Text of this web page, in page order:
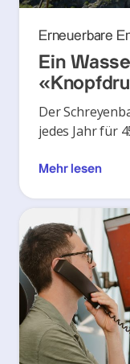
Erneuerbare
Ein
Der
jedes Jahr für
Mehr lesen